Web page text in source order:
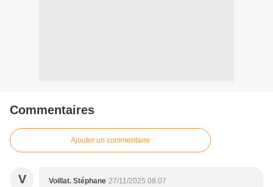
Commentaires
Ajouter un commentaire
V Voillat. Stéphane 27/11/2025 08:07